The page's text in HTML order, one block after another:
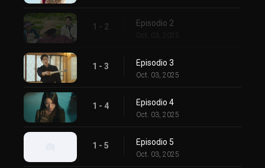
1 - 2 Episodio 2
Oct. 03, 2025
1 - 3 Episodio 3
Oct. 03, 2025
1 - 4 Episodio 4
Oct. 03, 2025
1 - 5 Episodio 5
Oct. 03, 2025